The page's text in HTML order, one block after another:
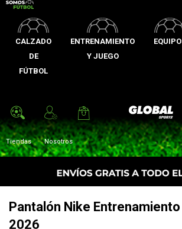
CALZADO
DE
FÚTBOL
ENTRENAMIENTO
Y JUEGO
Global Sports
Tiendas Nosotros
Pantalón Nike
2026